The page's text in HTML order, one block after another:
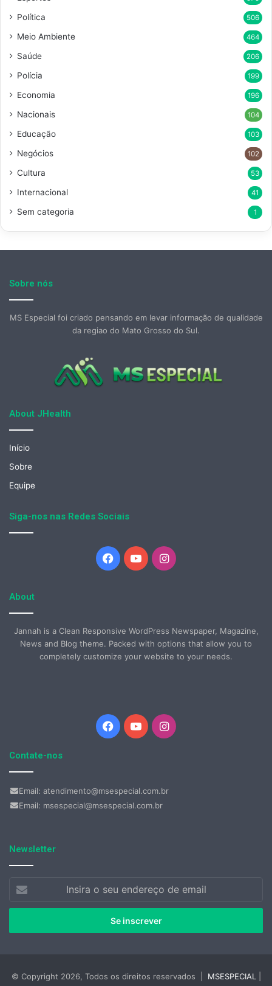
Política 506
Meio Ambiente 464
Saúde 206
Polícia 199
Economia 196
Nacionais 104
Educação 103
Negócios 102
Cultura 53
Internacional 41
Sem categoria 1
Sobre nós
MS Especial foi criado pensando em levar informação de qualidade
da regiao do Mato Grosso do Sul.
About JHealth
Início
Sobre
Equipe
Siga-nos nas Redes Sociais
Facebook
YouTubeInstagram
About
Jannah is a Clean Responsive WordPress Newspaper, Magazine,
News and Blog theme. Packed with options that allow you to
completely customize your website to your needs.
Facebook
YouTubeInstagram
Contate-nos
Email: atendimento@msespecial.com.br
Email: msespecial@msespecial.com.br
Newsletter
seu
de
© Copyright 2026, Todos os direitos reservados | MSESPECIAL